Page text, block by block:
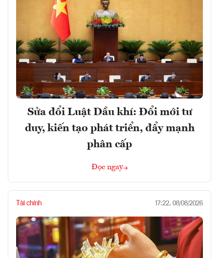
Sửa đổi Luật Dầu khí: Đổi mới tư
duy, kiến tạo phát triển, đẩy mạnh
phân cấp
Đọc ngay
Tài chính 17:22, 08/08/2026